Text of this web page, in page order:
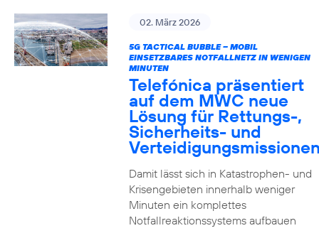
02. März 2026
5G TACTICAL BUBBLE – MOBIL
EINSETZBARES NOTFALLNETZ IN WENIGEN
MINUTEN
Telefónica präsentiert
auf dem MWC neue
Lösung für Rettungs-,
Sicherheits- und
Damit lässt sich in Katastrophen- und
Krisengebieten innerhalb weniger
Minuten ein komplettes
Notfallreaktionssystems aufbauen